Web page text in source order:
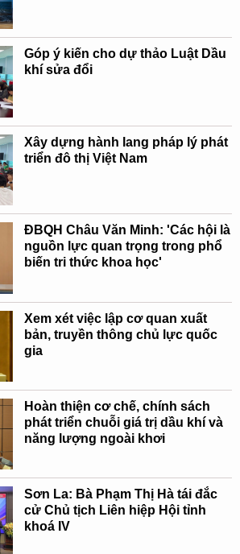
Góp ý kiến cho dự thảo Luật Dầu
khí sửa đổi
Xây dựng hành lang pháp lý phát
triển đô thị Việt Nam
ĐBQH Châu Văn Minh: 'Các hội là
nguồn lực quan trọng trong phổ
biến tri thức khoa học'
Xem xét việc lập cơ quan xuất
bản, truyền thông chủ lực quốc
gia
Hoàn thiện cơ chế, chính sách
phát triển chuỗi giá trị dầu khí và
năng lượng ngoài khơi
Sơn La: Bà Phạm Thị Hà tái đắc
cử Chủ tịch Liên hiệp Hội tỉnh
khoá IV